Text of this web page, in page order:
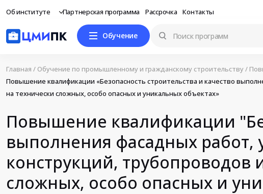
Об институте Партнерская программа Рассрочка Контакты
Обучение
Главная / Обучение по промышленному и гражданскому строительству/
Повышение квалификации «Безопасность строительства и качество
на технически сложных, особо опасных и уникальных объектах»
Повышение квалификации
выполнения фасадных работ,
конструкций, трубопроводов
сложных, особо опасных и